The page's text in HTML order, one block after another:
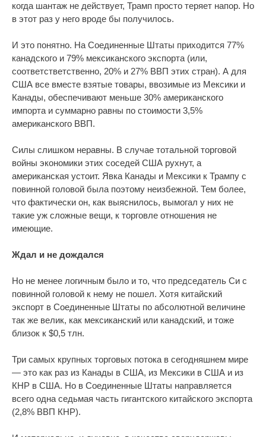
когда шантаж не действует, Трамп просто теряет напор. Но
в этот раз у него вроде бы получилось.
И это понятно. На Соединенные Штаты приходится 77%
канадского и 79% мексиканского экспорта (или,
соответстветственно, 20% и 27% ВВП этих стран). А для
США все вместе взятые товары, ввозимые из Мексики и
Канады, обеспечивают меньше 30% американского
импорта и суммарно равны по стоимости 3,5%
американского ВВП.
Силы слишком неравны. В случае тотальной торговой
войны экономики этих соседей США рухнут, а
американская устоит. Явка Канады и Мексики к Трампу с
повинной головой была поэтому неизбежной. Тем более,
что фактически он, как выяснилось, вымогал у них не
такие уж сложные вещи, к торговле отношения не
имеющие.
Ждал и не дождался
Но не менее логичным было и то, что председатель Си с
повинной головой к нему не пошел. Хотя китайский
экспорт в Соединенные Штаты по абсолютной величине
так же велик, как мексиканский или канадский, и тоже
близок к $0,5 тлн.
Три самых крупных торговых потока в сегодняшнем мире
— это как раз из Канады в США, из Мексики в США и из
КНР в США. Но в Соединенные Штаты направляется
всего одна седьмая часть гигантского китайского экспорта
(2,8% ВВП КНР).